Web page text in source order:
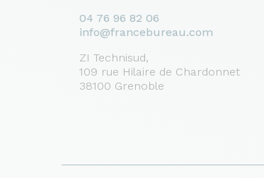
04 76 96 82 06
info@francebureau.com
ZI Technisud,
109 rue Hilaire de Chardonnet
38100 Grenoble